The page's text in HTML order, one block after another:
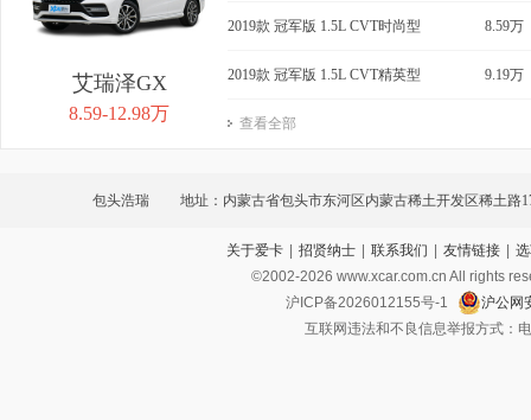
艾瑞泽GX
8.59-12.98万
2019款 冠军版 1.5L CVT时尚型 8.59万
2019款 冠军版 1.5L CVT精英型 9.19万
查看全部
包头浩瑞 地址：内蒙古省包头市东河区内蒙古稀土开发区稀土路
关于爱卡 | 招贤纳士 | 联系我们 | 友情链接 |
©2002-2026 www.xcar.com.cn All rights
沪ICP备2026012155号-1
沪公网
互联网违法和不良信息举报方式：